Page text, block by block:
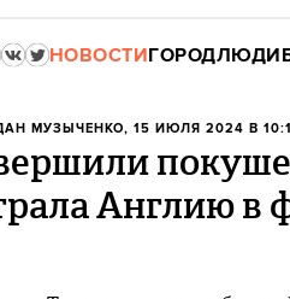
НОВОСТИГОРОДЛЮДИ
МУЗЫЧЕНКО, 15 ИЮЛЯ 2024 В
Англию в